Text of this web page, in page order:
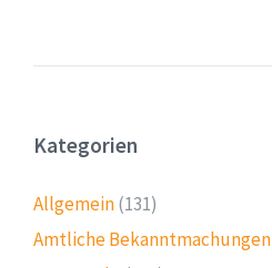
Kategorien
Allgemein(131)
Amtliche Bekanntmachungen